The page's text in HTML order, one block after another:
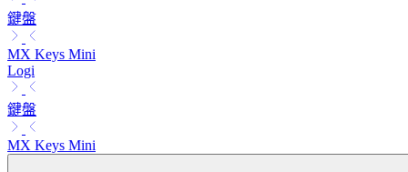
鍵盤
MX Keys Mini
Logi
鍵盤
MX Keys Mini